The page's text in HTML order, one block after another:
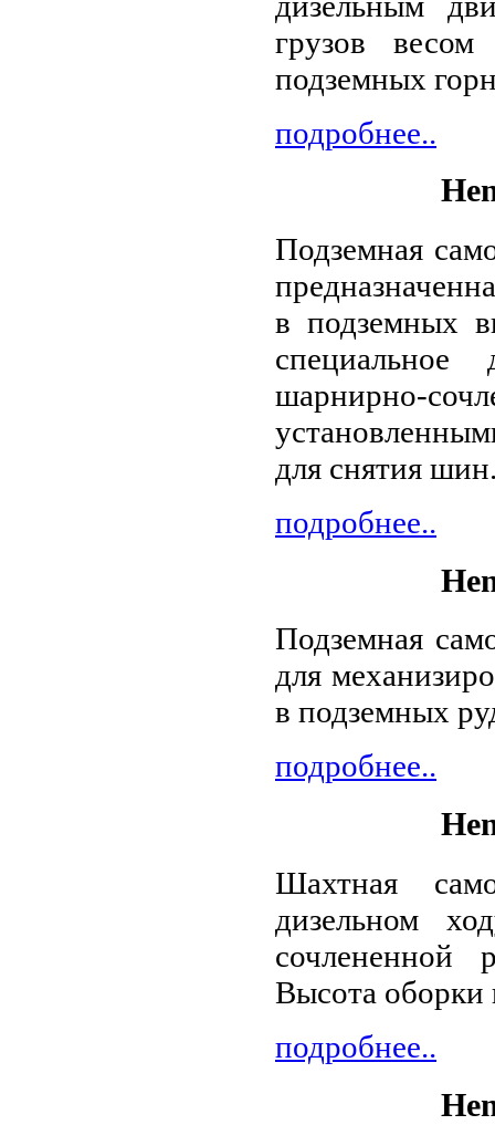
грузов
подземных
подробнее..
Подземная
в подземных
шарнирно-
для снятия
подробнее..
Подземная
для
в подземных
подробнее..
Шахтная
дизельном
Высота оборки
подробнее..